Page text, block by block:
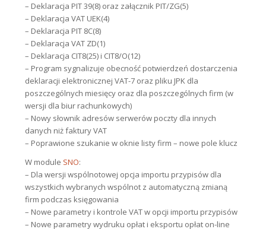
– Deklaracja PIT 39(8) oraz załącznik PIT/ZG(5)
– Deklaracja VAT UEK(4)
– Deklaracja PIT 8C(8)
– Deklaracja VAT ZD(1)
– Deklaracja CIT8(25) i CIT8/O(12)
– Program sygnalizuje obecność potwierdzeń dostarczenia
deklaracji elektronicznej VAT-7 oraz pliku JPK dla
poszczególnych miesięcy oraz dla poszczególnych firm (w
wersji dla biur rachunkowych)
– Nowy słownik adresów serwerów poczty dla innych
danych niż faktury VAT
– Poprawione szukanie w oknie listy firm – nowe pole klucz
W module SNO:
– Dla wersji wspólnotowej opcja importu przypisów dla
wszystkich wybranych wspólnot z automatyczną zmianą
firm podczas księgowania
– Nowe parametry i kontrole VAT w opcji importu przypisów
– Nowe parametry wydruku opłat i eksportu opłat on-line